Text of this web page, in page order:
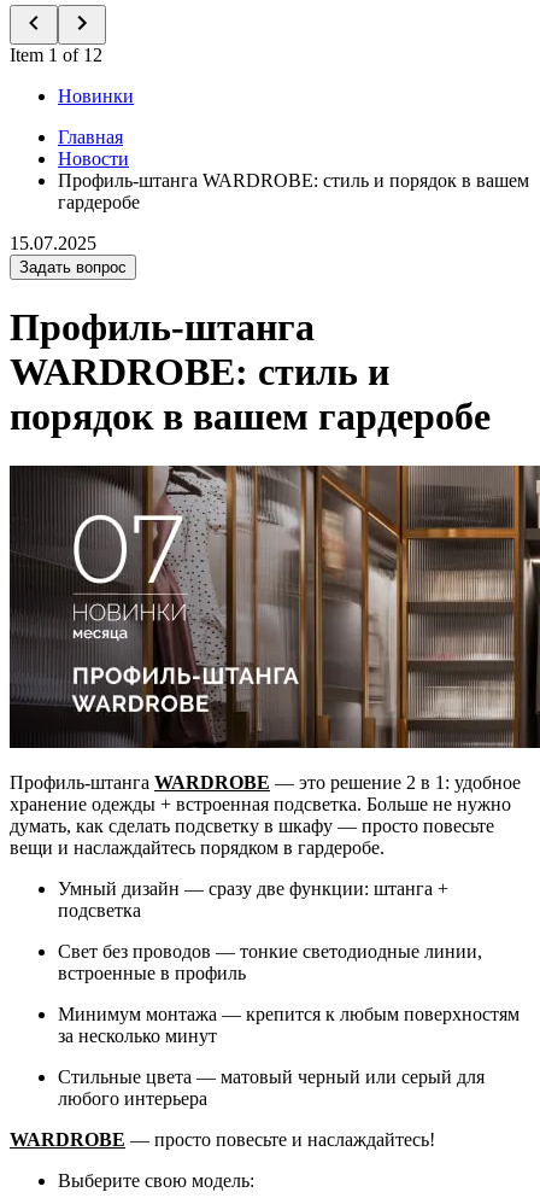
Item 1 of 12
Новинки
Главная
Новости
Профиль-штанга WARDROBE: стиль и порядок в вашем
гардеробе
15.07.2025
Задать вопрос
Профиль-штанга
WARDROBE: стиль и
порядок в вашем гардеробе
Профиль-штанга WARDROBE — это решение 2 в 1: удобное
хранение одежды + встроенная подсветка. Больше не нужно
думать, как сделать подсветку в шкафу — просто повесьте
вещи и наслаждайтесь порядком в гардеробе.
Умный дизайн — сразу две функции: штанга +
подсветка
Свет без проводов — тонкие светодиодные линии,
встроенные в профиль
Минимум монтажа — крепится к любым поверхностям
за несколько минут
Стильные цвета — матовый черный или серый для
любого интерьера
WARDROBE — просто повесьте и наслаждайтесь!
Выберите свою модель: